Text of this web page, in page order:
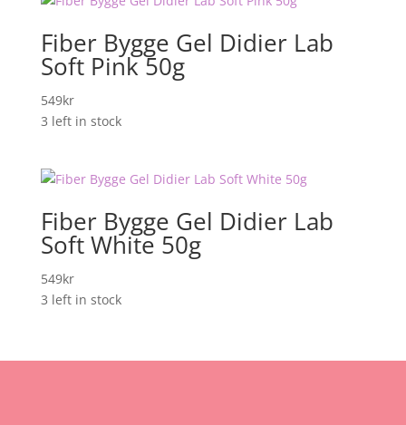
Fiber Bygge Gel Didier Lab
Soft Pink 50g
549kr
3 left in stock
Fiber Bygge Gel Didier Lab
Soft White 50g
549kr
3 left in stock